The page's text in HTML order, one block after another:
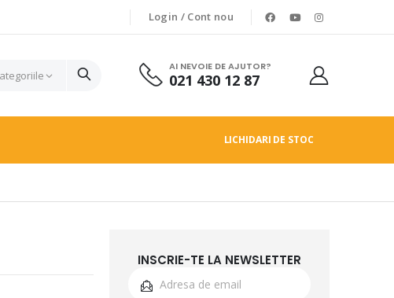
Login / Cont nou
AI NEVOIE DE AJUTOR?
021 430 12 87
LICHIDARI DE STOC
INSCRIE-TE LA NEWSLETTER